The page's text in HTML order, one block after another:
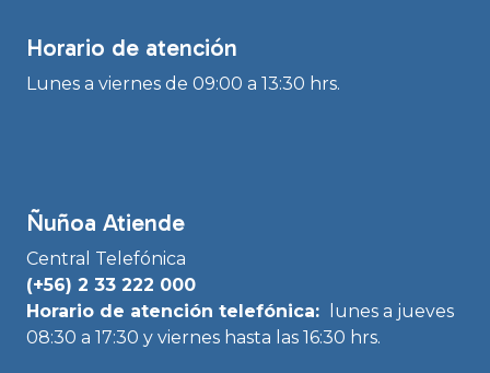
Horario de atención
Lunes a viernes de 09:00 a 13:30 hrs.
Ñuñoa Atiende
Central Telefónica
(+56) 2 33 222 000
Horario de atención telefónica:
lunes a jueves
08:30 a 17:30 y viernes hasta las 16:30 hrs.